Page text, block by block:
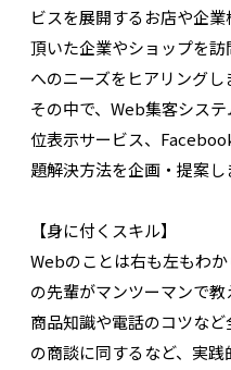
ビスを展開するお店や企
頂いた企業やショップを
へのニーズをヒアリングし
その中で、Web集客シス
位表示サービス、
題解決方法を企画・提案し
【身に付くスキル】
Webのことは右も左もわ
の先輩がマンツーマンで教
商品知識や電話のコツな
の商談に同するなど、実践